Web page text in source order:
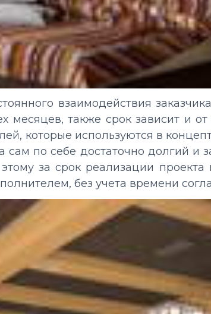
взаимодействия
месяцев, также срок зависит и
которые используются в
сам по себе достаточно долгий и
за срок реализации проекта
без учета времени